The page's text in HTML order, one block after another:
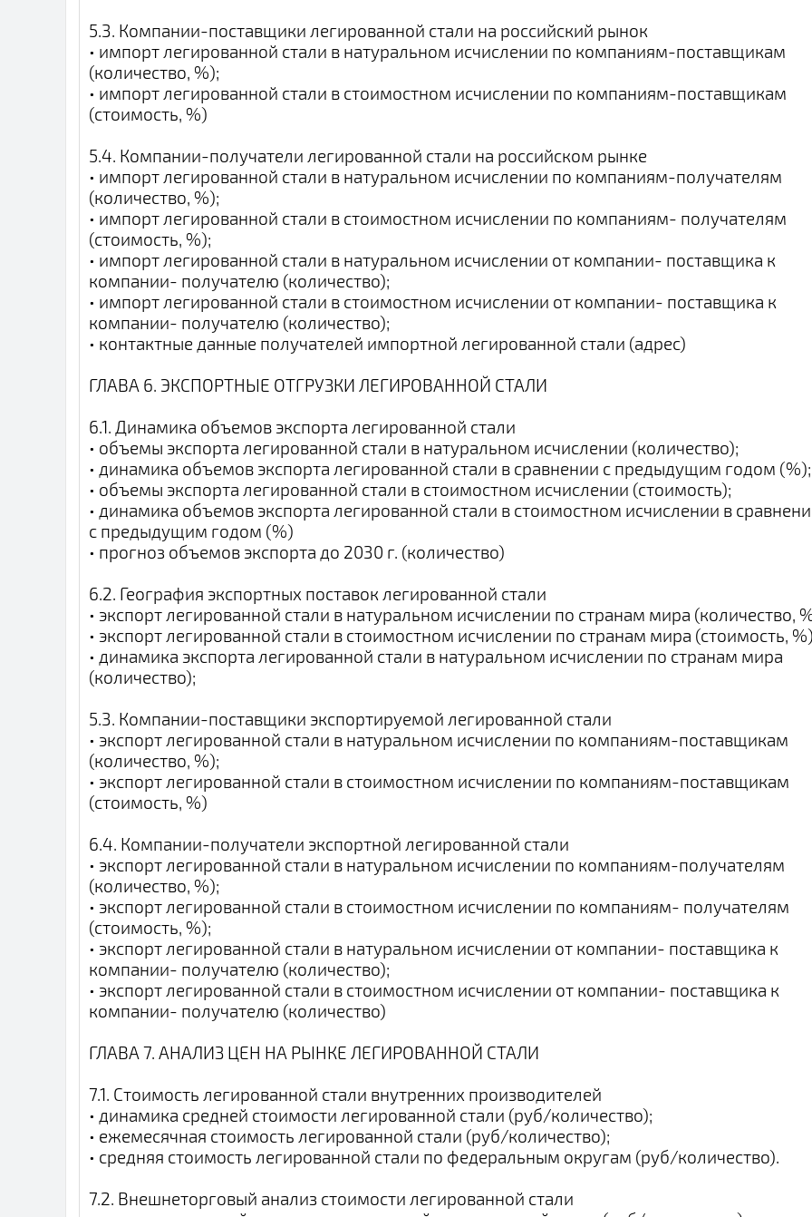
5.3. Компании-поставщики легированной стали на российский рынок
• импорт легированной стали в натуральном исчислении по компаниям-поставщикам
(количество, %);
• импорт легированной стали в стоимостном исчислении по компаниям-поставщикам
(стоимость, %)
5.4. Компании-получатели легированной стали на российском рынке
• импорт легированной стали в натуральном исчислении по компаниям-получателям
(количество, %);
• импорт легированной стали в стоимостном исчислении по компаниям- получателям
(стоимость, %);
• импорт легированной стали в натуральном исчислении от компании- поставщика к
компании- получателю (количество);
• импорт легированной стали в стоимостном исчислении от компании- поставщика к
компании- получателю (количество);
• контактные данные получателей импортной легированной стали (адрес)
ГЛАВА 6. ЭКСПОРТНЫЕ ОТГРУЗКИ ЛЕГИРОВАННОЙ СТАЛИ
6.1. Динамика объемов экспорта легированной стали
• объемы экспорта легированной стали в натуральном исчислении (количество);
• динамика объемов экспорта легированной стали в сравнении с предыдущим годом (%);
• объемы экспорта легированной стали в стоимостном исчислении (стоимость);
• динамика объемов экспорта легированной стали в стоимостном исчислении в
с предыдущим годом (%)
• прогноз объемов экспорта до 2030 г. (количество)
6.2. География экспортных поставок легированной стали
• экспорт легированной стали в натуральном исчислении по странам мира (количество,
• экспорт легированной стали в стоимостном исчислении по странам мира (стоимость,
• динамика экспорта легированной стали в натуральном исчислении по странам мира
(количество);
5.3. Компании-поставщики экспортируемой легированной стали
• экспорт легированной стали в натуральном исчислении по компаниям-поставщикам
(количество, %);
• экспорт легированной стали в стоимостном исчислении по компаниям-поставщикам
(стоимость, %)
6.4. Компании-получатели экспортной легированной стали
• экспорт легированной стали в натуральном исчислении по компаниям-получателям
(количество, %);
• экспорт легированной стали в стоимостном исчислении по компаниям- получателям
(стоимость, %);
• экспорт легированной стали в натуральном исчислении от компании- поставщика к
компании- получателю (количество);
• экспорт легированной стали в стоимостном исчислении от компании- поставщика к
компании- получателю (количество)
ГЛАВА 7. АНАЛИЗ ЦЕН НА РЫНКЕ ЛЕГИРОВАННОЙ СТАЛИ
7.1. Стоимость легированной стали внутренних производителей
• динамика средней стоимости легированной стали (руб/количество);
• ежемесячная стоимость легированной стали (руб/количество);
• средняя стоимость легированной стали по федеральным округам (руб/количество).
7.2. Внешнеторговый анализ стоимости легированной стали